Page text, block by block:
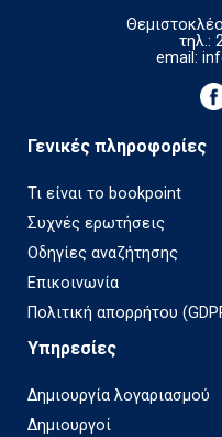
τηλ.:
email:
Γενικές πληροφορίες
Τι είναι το bookpoint
Συχνές ερωτήσεις
Οδηγίες αναζήτησης
Επικοινωνία
Πολιτική απορρήτου
Υπηρεσίες
Δημιουργία λογαριασμού
Δημιουργοί